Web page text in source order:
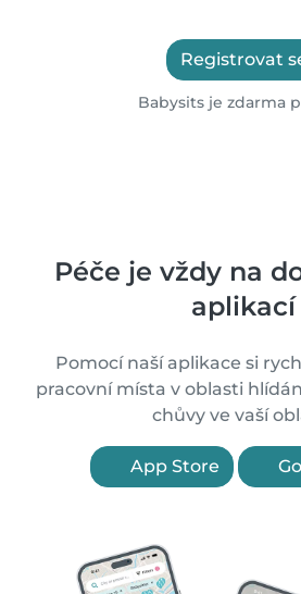
Registrovat
Babysits je zdarma
Péče je vždy na
aplikací
Pomocí naší aplikace si
pracovní místa v oblasti
chůvy ve vaší
App Store